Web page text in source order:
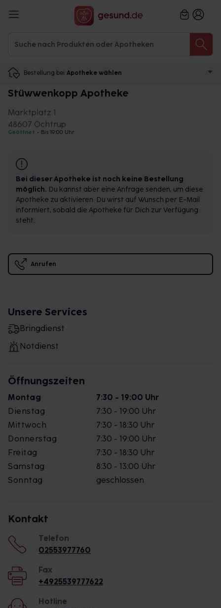
Bestellung bei Apotheke wählen
Stüwwenkopp Apotheke
Marktplatz 1
48607 Ochtrup
Geöffnet • Bis 19:00 Uhr
Bei dieser Apotheke ist noch keine Bestellung
möglich. Du kannst aber eine Anfrage senden, um diese
Apotheke zu aktivieren. Du wirst auf Wunsch per E-Mail
informiert, sobald die Apotheke für Dich zur Verfügung
steht.
Anrufen
Unsere Services
Bringdienst
Notdienst
Öffnungszeiten
Montag
7:30 - 19:00 Uhr
Dienstag
7:30 - 19:00 Uhr
Mittwoch
7:30 - 18:30 Uhr
Donnerstag
7:30 - 19:00 Uhr
Freitag
7:30 - 18:30 Uhr
Samstag
8:30 - 13:00 Uhr
Sonntag
geschlossen
Kontakt
Telefon
02553977760
Fax
+4925539777622
Hotline